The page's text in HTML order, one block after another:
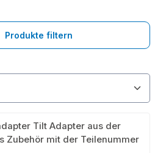
Produkte filtern